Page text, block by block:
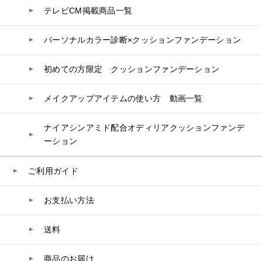
リップケア
トラベルセット
スペシャルケア
レスベラトロール
高麗人参
コエンザイム
白神秘境活性水
トリートメント
テレビCM掲載商品一覧
パーソナルカラー診断×クッションファンデーション
初めての方限定 クッションファンデーション
メイクアップアイテムの使い方 動画一覧
ナイアシンアミド配合オディリアクッションファンデ
ーション
ご利用ガイド
お支払い方法
送料
商品のお届け